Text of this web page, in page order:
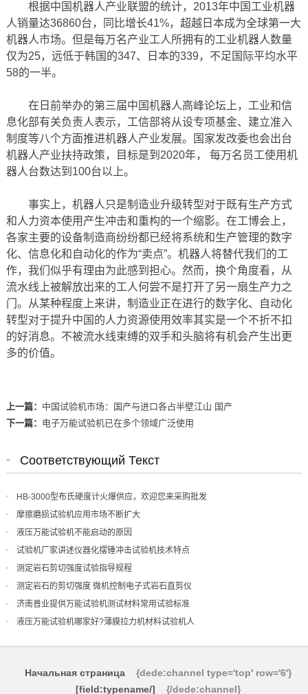
根据中国机器人产业联盟的统计，2013年中国工业机器
人销量达36860台，同比增长41%，超越日本成为全球第一大
机器人市场。但是每万名产业工人所拥有的工业机器人数量
仅为25，远低于韩国的347、日本的339，不足国际平均水平
58的一半。
在日前举办的第三届中国机器人高峰论坛上，工业和信
息化部有关负责人表示，工信部将从设专项基金、建立准入
制度等八个方面推进机器人产业发展。国家发改委也会出台
机器人产业扶持政策，目标是到2020年， 每万名员工使用机
器人台数达到100台以上。
事实上，机器人只是制造业升级转型对于既有生产方式
和人力资本使用产生冲击和重构的一个缩影。在工博会上，
各家主要的设备制造商纷纷都已经将系统和生产管理的数字
化、信息化和自动化的作为“卖点”。机器人将替代我们的工
作，我们似乎有理由为此感到担心。然而，换个角度看，从
流水线上被解放出来的工人何尝不是打开了另一扇生产力之
门。从某种程度上来讲，制造业正在进行的数字化、自动化
转型对于提升中国的人力资源使用效率其实是一个不折不扣
的好消息。不被流水线束缚的双手和头脑将有机会产生出更
多的价值。
上一篇： 中国试验机市场：国产与进口各占半壁江山 国产
下一篇： 电子万能试验机已在多个领域广泛使用
Соответствующий Текст
HB-3000型布氏硬度计火爆供应，欢迎您来采购批发
摩擦磨损试验机应用市场不断扩大
液压万能试验机不能启动的原因
试验机厂家讲述仪器化摆锤冲击试验机技术特点
测定岩石剪切强度试验指导规程
测定岩石的剪切强度 微机控制电子式岩石直剪仪
济南普业提供万能试验机测试材料常用试验标准
液压万能试验机哪家好?薄膜拉力机材料试验机人
Начальная страница
{dede:channel type='top' row='6'}
[field:typename/]
{/dede:channel}